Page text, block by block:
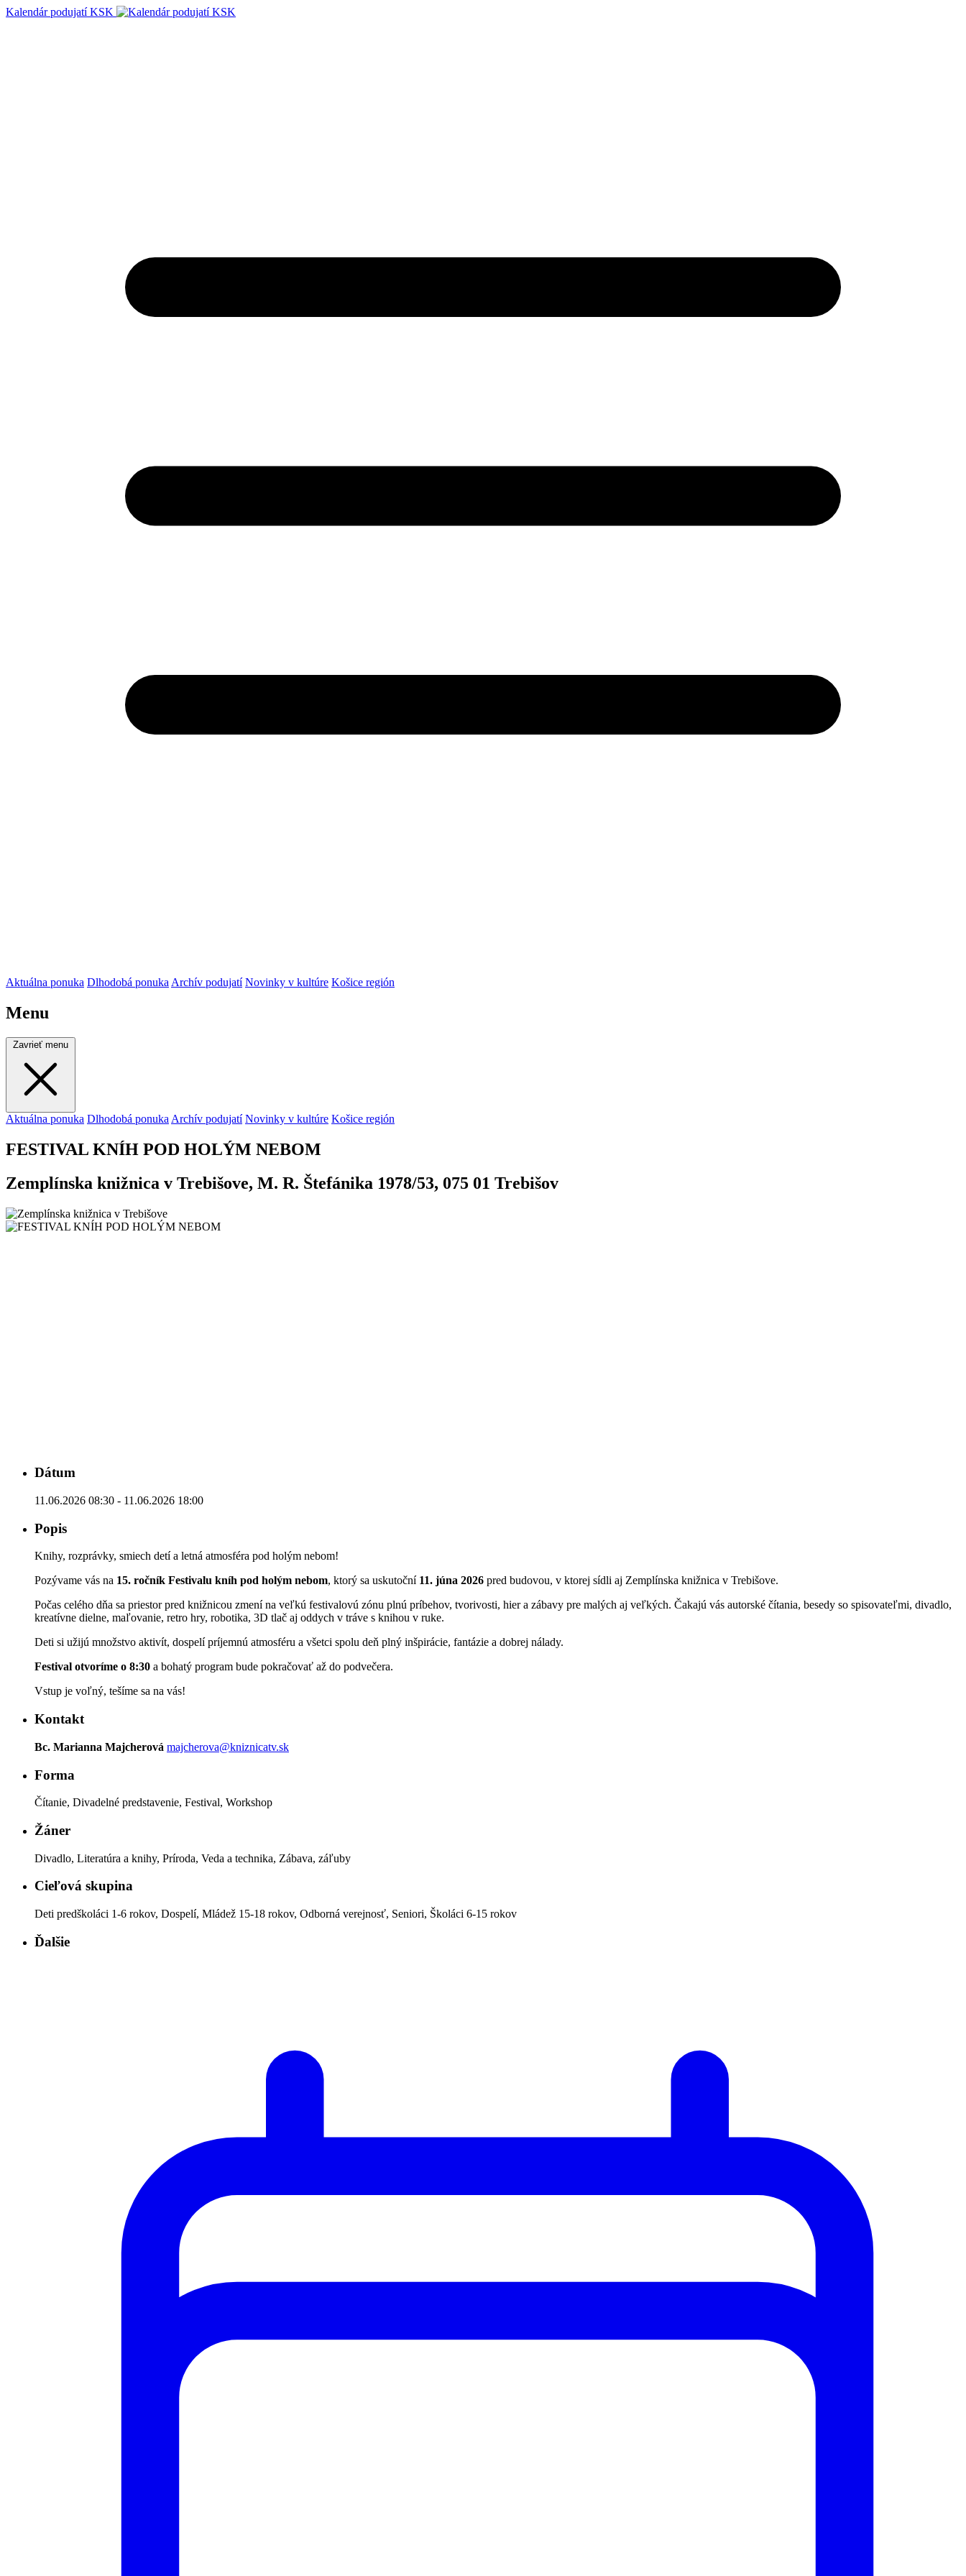
Kalendár podujatí KSK
Aktuálna ponuka Dlhodobá ponuka Archív podujatí Novinky v kultúre Košice región
Menu
Zavrieť menu
Aktuálna ponuka Dlhodobá ponuka Archív podujatí Novinky v kultúre Košice región
FESTIVAL KNÍH POD HOLÝM NEBOM
Zemplínska knižnica v Trebišove, M. R. Štefánika 1978/53, 075 01 Trebišov
Dátum
11.06.2026 08:30 - 11.06.2026 18:00
Popis
Knihy, rozprávky, smiech detí a letná atmosféra pod holým nebom!
Pozývame vás na 15. ročník Festivalu kníh pod holým nebom, ktorý sa uskutoční 11. júna 2026 pred budovou, v ktorej sídli aj Zemplínska knižnica v Trebišove.
Počas celého dňa sa priestor pred knižnicou zmení na veľkú festivalovú zónu plnú príbehov, tvorivosti, hier a zábavy pre malých aj veľkých. Čakajú vás autorské čítania, besedy so spisovateľmi, divadlo,
kreatívne dielne, maľovanie, retro hry, robotika, 3D tlač aj oddych v tráve s knihou v ruke.
Deti si užijú množstvo aktivít, dospelí príjemnú atmosféru a všetci spolu deň plný inšpirácie, fantázie a dobrej nálady.
Festival otvoríme o 8:30 a bohatý program bude pokračovať až do podvečera.
Vstup je voľný, tešíme sa na vás!
Kontakt
Bc. Marianna Majcherová majcherova@kniznicatv.sk
Forma
Čítanie, Divadelné predstavenie, Festival, Workshop
Žáner
Divadlo, Literatúra a knihy, Príroda, Veda a technika, Zábava, záľuby
Cieľová skupina
Deti predškoláci 1-6 rokov, Dospelí, Mládež 15-18 rokov, Odborná verejnosť, Seniori, Školáci 6-15 rokov
Ďalšie